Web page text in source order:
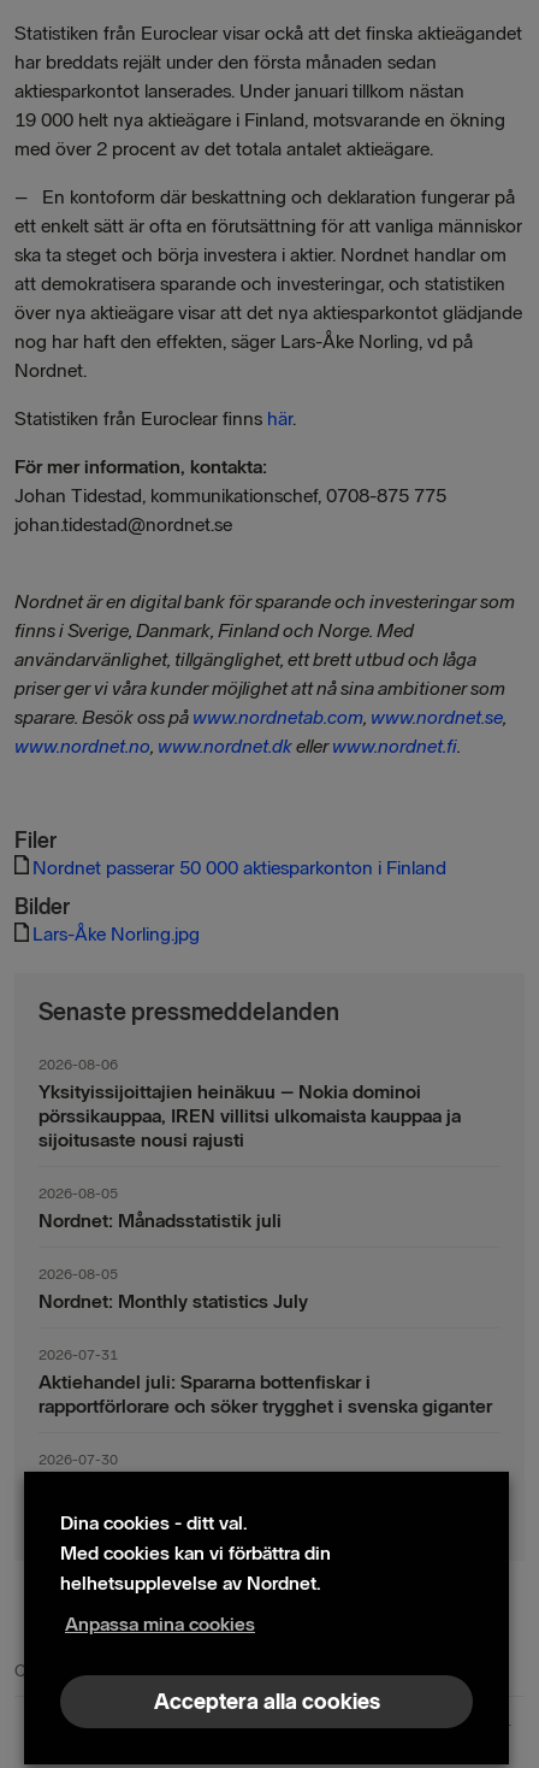
Statistiken från Euroclear visar ockå att det finska aktieägandet
har breddats rejält under den första månaden sedan
aktiesparkontot lanserades. Under januari tillkom nästan
19 000 helt nya aktieägare i Finland, motsvarande en ökning
med över 2 procent av det totala antalet aktieägare.
– En kontoform där beskattning och deklaration fungerar på
ett enkelt sätt är ofta en förutsättning för att vanliga människor
ska ta steget och börja investera i aktier. Nordnet handlar om
att demokratisera sparande och investeringar, och statistiken
över nya aktieägare visar att det nya aktiesparkontot glädjande
nog har haft den effekten, säger Lars-Åke Norling, vd på
Nordnet.
Statistiken från Euroclear finns här.
För mer information, kontakta:
Johan Tidestad, kommunikationschef, 0708-875 775
johan.tidestad@nordnet.se
Nordnet är en digital bank för sparande och investeringar som
finns i Sverige, Danmark, Finland och Norge. Med
användarvänlighet, tillgänglighet, ett brett utbud och låga
priser ger vi våra kunder möjlighet att nå sina ambitioner som
sparare. Besök oss på www.nordnetab.com, www.nordnet.se,
www.nordnet.no, www.nordnet.dkellerwww.nordnet.fi.
Filer
Nordnet passerar 50 000 aktiesparkonton i Finland
Bilder
Lars-Åke Norling.jpg
Senaste pressmeddelanden
2026-08-06
Yksityissijoittajien heinäkuu – Nokia dominoi
pörssikauppaa, IREN villitsi ulkomaista kauppaa ja
sijoitusaste nousi rajusti
2026-08-05
Nordnet: Månadsstatistik juli
2026-08-05
Nordnet: Monthly statistics July
2026-07-31
Aktiehandel juli: Spararna bottenfiskar i
rapportförlorare och söker trygghet i svenska giganter
2026-07-30
indexsparandet ligger fast
© 2024 Nordnet AB (publ)
Cookie policy|Kontakta oss|Presskontakter
Nordnet AB (publ) | Box 300 99 | 104 25 Stockholm | Reg. nr. 559073-6681
Dina cookies - ditt val.
Med cookies kan vi förbättra din
helhetsupplevelse av Nordnet.
Anpassa mina cookies
Acceptera alla cookies